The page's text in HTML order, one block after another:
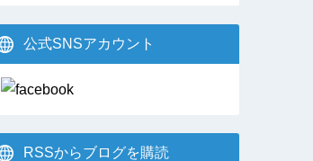
公式SNSアカウント
RSSからブログを購読